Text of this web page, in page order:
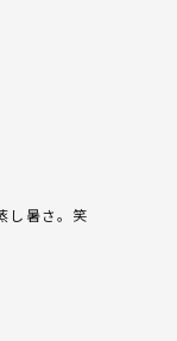
し暑さ。笑